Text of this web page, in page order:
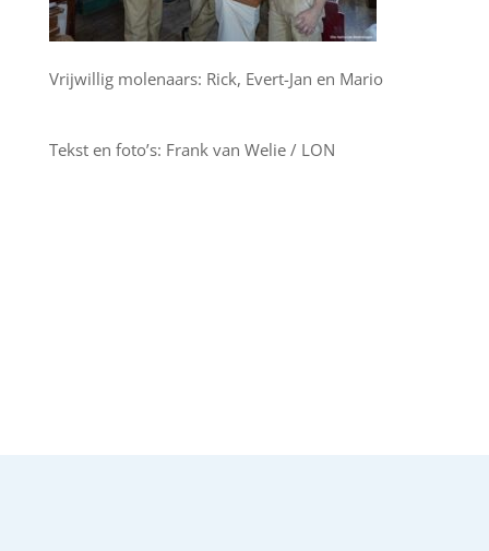
Vrijwillig molenaars: Rick, Evert-Jan en Mario
Tekst en foto’s: Frank van Welie / LON